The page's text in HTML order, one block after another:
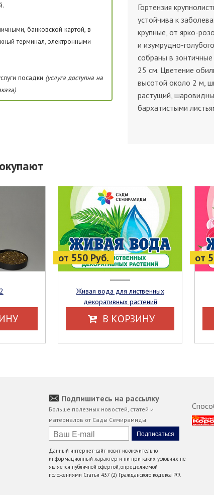
банковской картой, в
терминал, электронными
посадки (услуга доступна на
Гортензия
устойчива к
крупные, от ярко-
и изумрудно-
собраны в
25 см. Цветение
высотой около 2 м,
растущий,
бархатистыми
от 550 Руб.
Живая вода для лиственных
декоративных растений
В КОРЗИНУ
от
Подпишитесь на рассылку
Больше полезных новостей, статей и
материалов от Сады Семирамиды
Данный интернет-сайт носит исключительно
информационный характер и ни при каких условиях не
является публичной офертой, определяемой
положениями Статьи 437 (2) Гражданского кодекса РФ.